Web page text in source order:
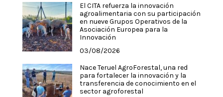
El CITA refuerza la innovación
agroalimentaria con su participación
en nueve Grupos Operativos de la
Asociación Europea para la
Innovación
03/08/2026
Nace Teruel AgroForestal, una red
para fortalecer la innovación y la
transferencia de conocimiento en el
sector agroforestal